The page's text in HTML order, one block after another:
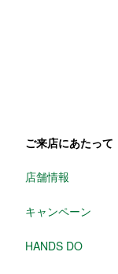
ご来店にあたって
店舗情報
キャンペーン
HANDS DO